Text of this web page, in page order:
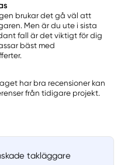
brukar det gå väl att
Men är du ute i sista
fall är det viktigt för dig
bäst med
har bra recensioner kan
från tidigare projekt.
takläggare